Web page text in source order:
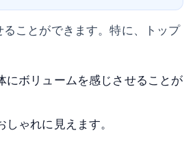
ことができます。特に、トップ
にボリュームを感じさせることが
ゃれに見えます。